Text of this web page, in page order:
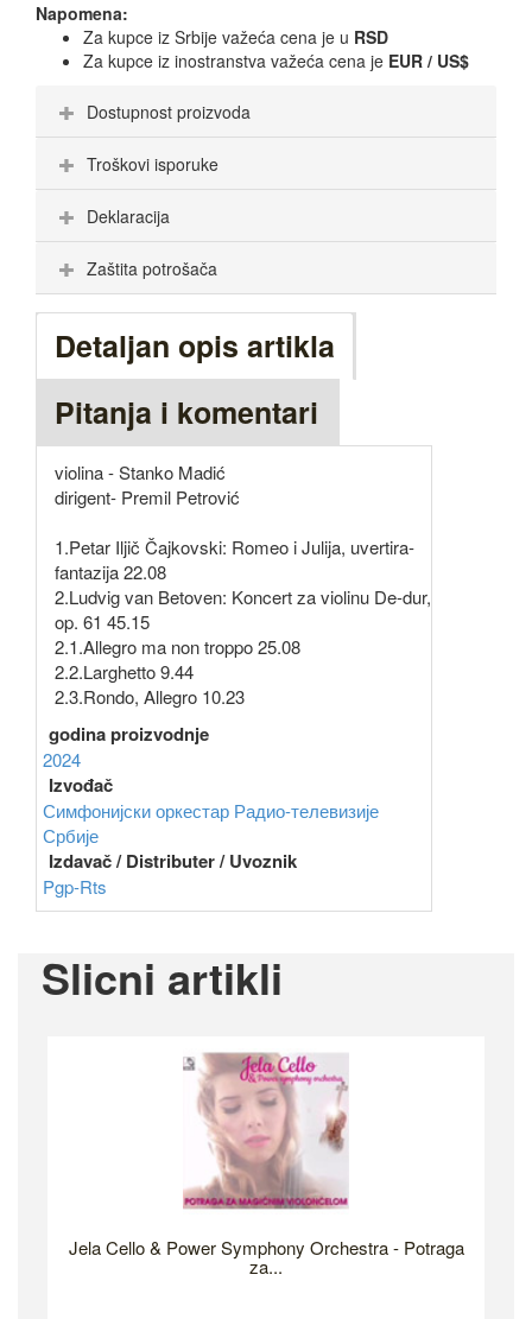
Napomena:
Za kupce iz Srbije važeća cena je u RSD
Za kupce iz inostranstva važeća cena je EUR / US$
Dostupnost proizvoda
Troškovi isporuke
Deklaracija
Zaštita potrošača
Detaljan opis artikla
Pitanja i komentari
violina - Stanko Madić
dirigent- Premil Petrović
1.Petar Iljič Čajkovski: Romeo i Julija, uvertira-
fantazija 22.08
2.Ludvig van Betoven: Koncert za violinu De-dur,
op. 61 45.15
2.1.Allegro ma non troppo 25.08
2.2.Larghetto 9.44
2.3.Rondo, Allegro 10.23
godina proizvodnje
2024
Izvođač
Симфонијски оркестар Радио-телевизије
Србије
Izdavač / Distributer / Uvoznik
Pgp-Rts
Slicni artikli
Jela Cello & Power Symphony Orchestra - Potraga
za...